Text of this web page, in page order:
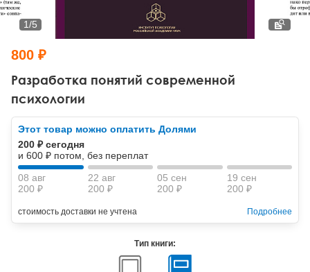
Тревожные расстройства, панические атаки
Психодрама
Другие направления психотерапии
Классический, эриксоновский гипноз и НЛП
НЛП
Психология труда и эргономика
Социальная психология
Социальная и организационная психология
Классический и юнгианский психоанализ
Разработка понятий современной
психологии
1/5
800 ₽
Этот товар можно оплатить Долями
200 ₽ сегодня
и 600 ₽ потом, без переплат
08 авг
200 ₽
22 авг
200 ₽
05 сен
200 ₽
19 сен
200 ₽
стоимость доставки не учтена Подробнее
Тип книги: